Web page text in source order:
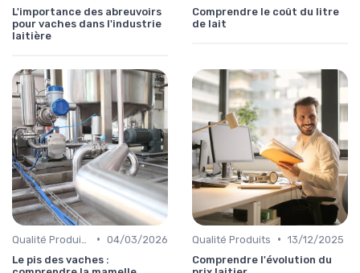
L'importance des abreuvoirs
pour vaches dans l'industrie
laitière
Comprendre le coût du litre
de lait
• 04/03/2026
Le pis des vaches :
Qualité Produits • 13/12/2025
Comprendre l'évolution du